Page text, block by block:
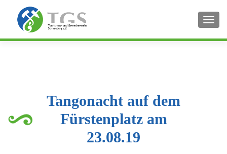
Tangonacht auf dem
Fürstenplatz am
23.08.19